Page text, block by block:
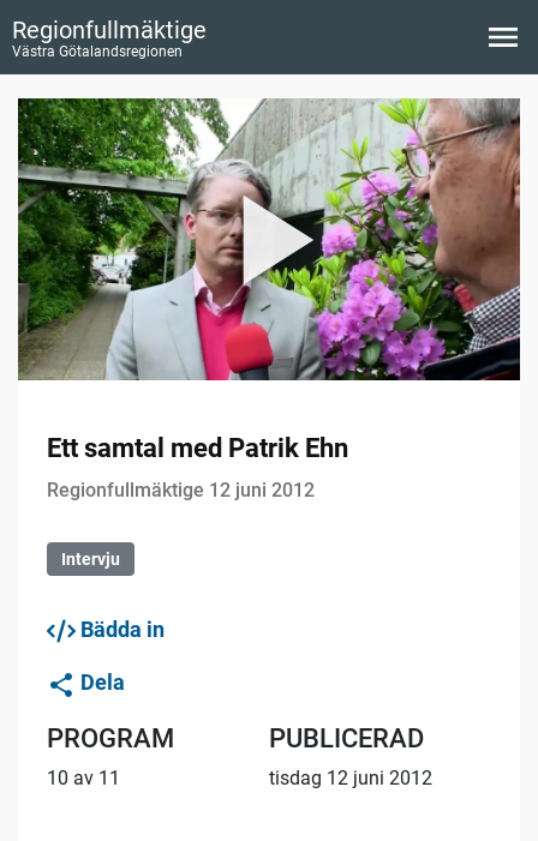
Regionfullmäktige
Västra Götalandsregionen
Ett samtal med Patrik Ehn
Regionfullmäktige 12 juni 2012
Intervju
Bädda in
Dela
PROGRAM
10 av 11
PUBLICERAD
tisdag 12 juni 2012